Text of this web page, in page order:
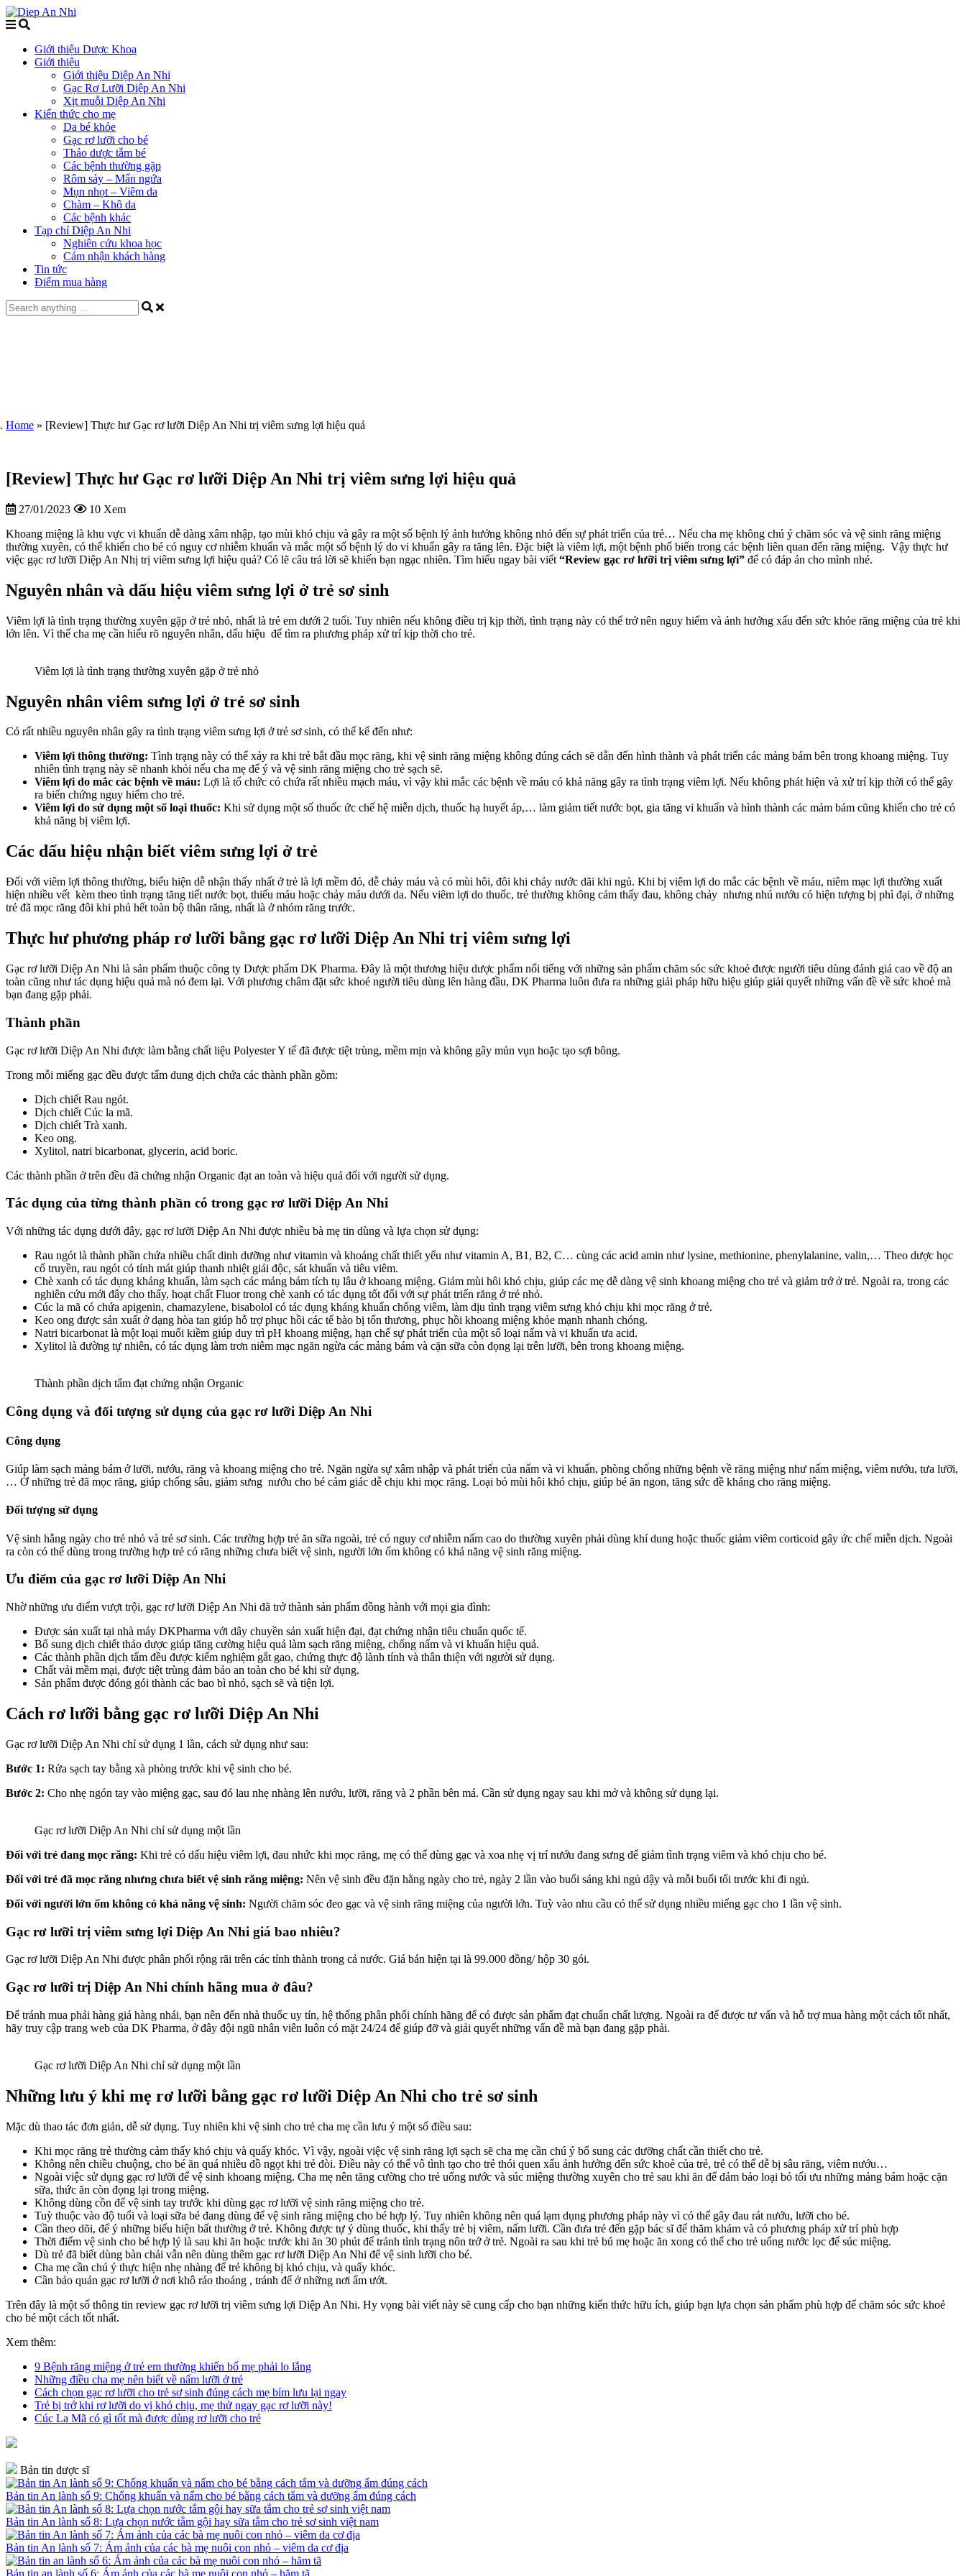
Giới thiệu Dược Khoa
Giới thiệu
Giới thiệu Diệp An Nhi
Gạc Rơ Lưỡi Diệp An Nhi
Xịt muỗi Diệp An Nhi
Kiến thức cho mẹ
Da bé khỏe
Gạc rơ lưỡi cho bé
Thảo dược tắm bé
Các bệnh thường gặp
Rôm sảy – Mẩn ngứa
Mụn nhọt – Viêm da
Chàm – Khô da
Các bệnh khác
Tạp chí Diệp An Nhi
Nghiên cứu khoa học
Cảm nhận khách hàng
Tin tức
Điểm mua hàng
Home » [Review] Thực hư Gạc rơ lưỡi Diệp An Nhi trị viêm sưng lợi hiệu quả
[Review] Thực hư Gạc rơ lưỡi Diệp An Nhi trị viêm sưng lợi hiệu quả
27/01/2023 10 Xem
Khoang miệng là khu vực vi khuẩn dễ dàng xâm nhập, tạo mùi khó chịu và gây ra một số bệnh lý ảnh hưởng không nhỏ đến sự phát triển của trẻ… Nếu cha mẹ không chú ý chăm sóc và vệ sinh răng miệng
thường xuyên, có thể khiến cho bé có nguy cơ nhiễm khuẩn và mắc một số bệnh lý do vi khuẩn gây ra tăng lên. Đặc biệt là viêm lợi, một bệnh phổ biến trong các bệnh liên quan đến răng miệng. Vậy thực hư
việc gạc rơ lưỡi Diệp An Nhị trị viêm sưng lợi hiệu quả? Có lẽ câu trả lời sẽ khiến bạn ngạc nhiên. Tìm hiểu ngay bài viết “Review gạc rơ lưỡi trị viêm sưng lợi” để có đáp án cho mình nhé.
Nguyên nhân và dấu hiệu viêm sưng lợi ở trẻ sơ sinh
Viêm lợi là tình trạng thường xuyên gặp ở trẻ nhỏ, nhất là trẻ em dưới 2 tuổi. Tuy nhiên nếu không điều trị kịp thời, tình trạng này có thể trở nên nguy hiểm và ảnh hưởng xấu đến sức khỏe răng miệng của trẻ khi
lớn lên. Vì thế cha mẹ cần hiểu rõ nguyên nhân, dấu hiệu để tìm ra phương pháp xử trí kịp thời cho trẻ.
Viêm lợi là tình trạng thường xuyên gặp ở trẻ nhỏ
Nguyên nhân viêm sưng lợi ở trẻ sơ sinh
Có rất nhiều nguyên nhân gây ra tình trạng viêm sưng lợi ở trẻ sơ sinh, có thể kể đến như:
Viêm lợi thông thường: Tình trạng này có thể xảy ra khi trẻ bắt đầu mọc răng, khi vệ sinh răng miệng không đúng cách sẽ dẫn đến hình thành và phát triển các mảng bám bên trong khoang miệng. Tuy
nhiên tình trạng này sẽ nhanh khỏi nếu cha mẹ để ý và vệ sinh răng miệng cho trẻ sạch sẽ.
Viêm lợi do mắc các bệnh về máu: Lợi là tổ chức có chứa rất nhiều mạch máu, vì vậy khi mắc các bệnh về máu có khả năng gây ra tình trạng viêm lợi. Nếu không phát hiện và xử trí kịp thời có thể gây
ra biến chứng nguy hiểm cho trẻ.
Viêm lợi do sử dụng một số loại thuốc: Khi sử dụng một số thuốc ức chế hệ miễn dịch, thuốc hạ huyết áp,… làm giảm tiết nước bọt, gia tăng vi khuẩn và hình thành các mảm bám cũng khiến cho trẻ có
khả năng bị viêm lợi.
Các dấu hiệu nhận biết viêm sưng lợi ở trẻ
Đối với viêm lợi thông thường, biểu hiện dễ nhận thấy nhất ở trẻ là lợi mềm đỏ, dễ chảy máu và có mùi hôi, đôi khi chảy nước dãi khi ngủ. Khi bị viêm lợi do mắc các bệnh về máu, niêm mạc lợi thường xuất
hiện nhiều vết kèm theo tình trạng tăng tiết nước bọt, thiếu máu hoặc chảy máu dưới da. Nếu viêm lợi do thuốc, trẻ thường không cảm thấy đau, không chảy nhưng nhú nướu có hiện tượng bị phì đại, ở những
trẻ đã mọc răng đôi khi phủ hết toàn bộ thân răng, nhất là ở nhóm răng trước.
Thực hư phương pháp rơ lưỡi bằng gạc rơ lưỡi Diệp An Nhi trị viêm sưng lợi
Gạc rơ lưỡi Diệp An Nhi là sản phẩm thuộc công ty Dược phẩm DK Pharma. Đây là một thương hiệu dược phẩm nổi tiếng với những sản phẩm chăm sóc sức khoẻ được người tiêu dùng đánh giá cao về độ an
toàn cũng như tác dụng hiệu quả mà nó đem lại. Với phương châm đặt sức khoẻ người tiêu dùng lên hàng đầu, DK Pharma luôn đưa ra những giải pháp hữu hiệu giúp giải quyết những vấn đề về sức khoẻ mà
bạn đang gặp phải.
Thành phần
Gạc rơ lưỡi Diệp An Nhi được làm bằng chất liệu Polyester Y tế đã được tiệt trùng, mềm mịn và không gây mủn vụn hoặc tạo sợi bông.
Trong mỗi miếng gạc đều được tẩm dung dịch chứa các thành phần gồm:
Dịch chiết Rau ngót.
Dịch chiết Cúc la mã.
Dịch chiết Trà xanh.
Keo ong.
Xylitol, natri bicarbonat, glycerin, acid boric.
Các thành phần ở trên đều đã chứng nhận Organic đạt an toàn và hiệu quả đối với người sử dụng.
Tác dụng của từng thành phần có trong gạc rơ lưỡi Diệp An Nhi
Với những tác dụng dưới đây, gạc rơ lưỡi Diệp An Nhi được nhiều bà mẹ tin dùng và lựa chọn sử dụng:
Rau ngót là thành phần chứa nhiều chất dinh dưỡng như vitamin và khoáng chất thiết yếu như vitamin A, B1, B2, C… cùng các acid amin như lysine, methionine, phenylalanine, valin,… Theo dược học
cổ truyền, rau ngót có tính mát giúp thanh nhiệt giải độc, sát khuẩn và tiêu viêm.
Chè xanh có tác dụng kháng khuẩn, làm sạch các mảng bám tích tụ lâu ở khoang miệng. Giảm mùi hôi khó chịu, giúp các mẹ dễ dàng vệ sinh khoang miệng cho trẻ và giảm trớ ở trẻ. Ngoài ra, trong các
nghiên cứu mới đây cho thấy, hoạt chất Fluor trong chè xanh có tác dụng tốt đối với sự phát triển răng ở trẻ nhỏ.
Cúc la mã có chứa apigenin, chamazylene, bisabolol có tác dụng kháng khuẩn chống viêm, làm dịu tình trạng viêm sưng khó chịu khi mọc răng ở trẻ.
Keo ong được sản xuất ở dạng hòa tan giúp hỗ trợ phục hồi các tế bào bị tổn thương, phục hồi khoang miệng khỏe mạnh nhanh chóng.
Natri bicarbonat là một loại muối kiềm giúp duy trì pH khoang miệng, hạn chế sự phát triển của một số loại nấm và vi khuẩn ưa acid.
Xylitol là đường tự nhiên, có tác dụng làm trơn niêm mạc ngăn ngừa các mảng bám và cặn sữa còn đọng lại trên lưỡi, bên trong khoang miệng.
Thành phần dịch tẩm đạt chứng nhận Organic
Công dụng và đối tượng sử dụng của gạc rơ lưỡi Diệp An Nhi
Công dụng
Giúp làm sạch mảng bám ở lưỡi, nướu, răng và khoang miệng cho trẻ. Ngăn ngừa sự xâm nhập và phát triển của nấm và vi khuẩn, phòng chống những bệnh về răng miệng như nấm miệng, viêm nướu, tưa lưỡi,
… Ở những trẻ đã mọc răng, giúp chống sâu, giảm sưng nướu cho bé cảm giác dễ chịu khi mọc răng. Loại bỏ mùi hôi khó chịu, giúp bé ăn ngon, tăng sức đề kháng cho răng miệng.
Đối tượng sử dụng
Vệ sinh hằng ngày cho trẻ nhỏ và trẻ sơ sinh. Các trường hợp trẻ ăn sữa ngoài, trẻ có nguy cơ nhiễm nấm cao do thường xuyên phải dùng khí dung hoặc thuốc giảm viêm corticoid gây ức chế miễn dịch. Ngoài
ra còn có thể dùng trong trường hợp trẻ có răng những chưa biết vệ sinh, người lớn ốm không có khả năng vệ sinh răng miệng.
Ưu điểm của gạc rơ lưỡi Diệp An Nhi
Nhờ những ưu điểm vượt trội, gạc rơ lưỡi Diệp An Nhi đã trở thành sản phẩm đồng hành với mọi gia đình:
Được sản xuất tại nhà máy DKPharma với dây chuyền sản xuất hiện đại, đạt chứng nhận tiêu chuẩn quốc tế.
Bổ sung dịch chiết thảo dược giúp tăng cường hiệu quả làm sạch răng miệng, chống nấm và vi khuẩn hiệu quả.
Các thành phần dịch tẩm đều được kiểm nghiệm gắt gao, chứng thực độ lành tính và thân thiện với người sử dụng.
Chất vải mềm mại, được tiệt trùng đảm bảo an toàn cho bé khi sử dụng.
Sản phẩm được đóng gói thành các bao bì nhỏ, sạch sẽ và tiện lợi.
Cách rơ lưỡi bằng gạc rơ lưỡi Diệp An Nhi
Gạc rơ lưỡi Diệp An Nhi chỉ sử dụng 1 lần, cách sử dụng như sau:
Bước 1: Rửa sạch tay bằng xà phòng trước khi vệ sinh cho bé.
Bước 2: Cho nhẹ ngón tay vào miệng gạc, sau đó lau nhẹ nhàng lên nướu, lưỡi, răng và 2 phần bên má. Cần sử dụng ngay sau khi mở và không sử dụng lại.
Gạc rơ lưỡi Diệp An Nhi chỉ sử dụng một lần
Đối với trẻ đang mọc răng: Khi trẻ có dấu hiệu viêm lợi, đau nhức khi mọc răng, mẹ có thể dùng gạc và xoa nhẹ vị trí nướu đang sưng để giảm tình trạng viêm và khó chịu cho bé.
Đối với trẻ đã mọc răng nhưng chưa biết vệ sinh răng miệng: Nên vệ sinh đều đặn hằng ngày cho trẻ, ngày 2 lần vào buổi sáng khi ngủ dậy và mỗi buổi tối trước khi đi ngủ.
Đối với người lớn ốm không có khả năng vệ sinh: Người chăm sóc đeo gạc và vệ sinh răng miệng của người lớn. Tuỳ vào nhu cầu có thể sử dụng nhiều miếng gạc cho 1 lần vệ sinh.
Gạc rơ lưỡi trị viêm sưng lợi Diệp An Nhi giá bao nhiêu?
Gạc rơ lưỡi Diệp An Nhi được phân phối rộng rãi trên các tỉnh thành trong cả nước. Giá bán hiện tại là 99.000 đồng/ hộp 30 gói.
Gạc rơ lưỡi trị Diệp An Nhi chính hãng mua ở đâu?
Để tránh mua phải hàng giả hàng nhái, bạn nên đến nhà thuốc uy tín, hệ thống phân phối chính hãng để có được sản phẩm đạt chuẩn chất lượng. Ngoài ra để được tư vấn và hỗ trợ mua hàng một cách tốt nhất,
hãy truy cập trang web của DK Pharma, ở đây đội ngũ nhân viên luôn có mặt 24/24 để giúp đỡ và giải quyết những vấn đề mà bạn đang gặp phải.
Gạc rơ lưỡi Diệp An Nhi chỉ sử dụng một lần
Những lưu ý khi mẹ rơ lưỡi bằng gạc rơ lưỡi Diệp An Nhi cho trẻ sơ sinh
Mặc dù thao tác đơn giản, dễ sử dụng. Tuy nhiên khi vệ sinh cho trẻ cha mẹ cần lưu ý một số điều sau:
Khi mọc răng trẻ thường cảm thấy khó chịu và quấy khóc. Vì vậy, ngoài việc vệ sinh răng lợi sạch sẽ cha mẹ cần chú ý bổ sung các dưỡng chất cần thiết cho trẻ.
Không nên chiều chuộng, cho bé ăn quá nhiều đồ ngọt khi trẻ đòi. Điều này có thể vô tình tạo cho trẻ thói quen xấu ảnh hưởng đến sức khoẻ của trẻ, trẻ có thể dễ bị sâu răng, viêm nướu…
Ngoài việc sử dụng gạc rơ lưỡi để vệ sinh khoang miệng. Cha mẹ nên tăng cường cho trẻ uống nước và súc miệng thường xuyên cho trẻ sau khi ăn để đảm bảo loại bỏ tối ưu những mảng bám hoặc cặn
sữa, thức ăn còn đọng lại trong miệng.
Không dùng cồn để vệ sinh tay trước khi dùng gạc rơ lưỡi vệ sinh răng miệng cho trẻ.
Tuỳ thuộc vào độ tuổi và loại sữa bé đang dùng để vệ sinh răng miệng cho bé hợp lý. Tuy nhiên không nên quá lạm dụng phương pháp này vì có thể gây đau rát nướu, lưỡi cho bé.
Cần theo dõi, để ý những biểu hiện bất thường ở trẻ. Không được tự ý dùng thuốc, khi thấy trẻ bị viêm, nấm lưỡi. Cần đưa trẻ đến gặp bác sĩ để thăm khám và có phương pháp xử trí phù hợp
Thời điểm vệ sinh cho bé hợp lý là sau khi ăn hoặc trước khi ăn 30 phút để tránh tình trạng nôn trớ ở trẻ. Ngoài ra sau khi trẻ bú mẹ hoặc ăn xong có thể cho trẻ uống nước lọc để súc miệng.
Dù trẻ đã biết dùng bàn chải vẫn nên dùng thêm gạc rơ lưỡi Diệp An Nhi để vệ sinh lưỡi cho bé.
Cha mẹ cần chú ý thực hiện nhẹ nhàng để trẻ không bị khó chịu, và quấy khóc.
Cần bảo quản gạc rơ lưỡi ở nơi khô ráo thoáng , tránh để ở những nơi ẩm ướt.
Trên đây là một số thông tin review gạc rơ lưỡi trị viêm sưng lợi Diệp An Nhi. Hy vọng bài viết này sẽ cung cấp cho bạn những kiến thức hữu ích, giúp bạn lựa chọn sản phẩm phù hợp để chăm sóc sức khoẻ
cho bé một cách tốt nhất.
Xem thêm:
9 Bệnh răng miệng ở trẻ em thường khiến bố mẹ phải lo lắng
Những điều cha mẹ nên biết về nấm lưỡi ở trẻ
Cách chọn gạc rơ lưỡi cho trẻ sơ sinh đúng cách mẹ bỉm lưu lại ngay
Trẻ bị trớ khi rơ lưỡi do vị khó chịu, mẹ thử ngay gạc rơ lưỡi này!
Cúc La Mã có gì tốt mà được dùng rơ lưỡi cho trẻ
Bản tin dược sĩ
Bản tin An lành số 9: Chống khuẩn và nấm cho bé bằng cách tắm và dưỡng ẩm đúng cách
Bản tin An lành số 8: Lựa chọn nước tắm gội hay sữa tắm cho trẻ sơ sinh việt nam
Bản tin An lành số 7: Ám ảnh của các bà mẹ nuôi con nhỏ – viêm da cơ địa
Bản tin an lành số 6: Ám ảnh của các bà mẹ nuôi con nhỏ – hăm tã